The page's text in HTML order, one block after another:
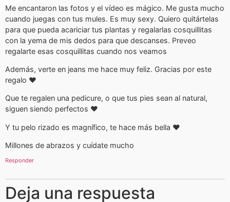
Me encantaron las fotos y el vídeo es mágico. Me gusta mucho
cuando juegas con tus mules. Es muy sexy. Quiero quitártelas
para que pueda acariciar tus plantas y regalarlas cosquillitas
con la yema de mis dedos para que descanses. Preveo
regalarte esas cosquillitas cuando nos veamos
Además, verte en jeans me hace muy feliz. Gracias por este
regalo ♥
Que te regalen una pedicure, o que tus pies sean al natural,
siguen siendo perfectos ♥
Y tu pelo rizado es magnífico, te hace más bella ♥
Millones de abrazos y cuídate mucho
Responder
Deja una respuesta